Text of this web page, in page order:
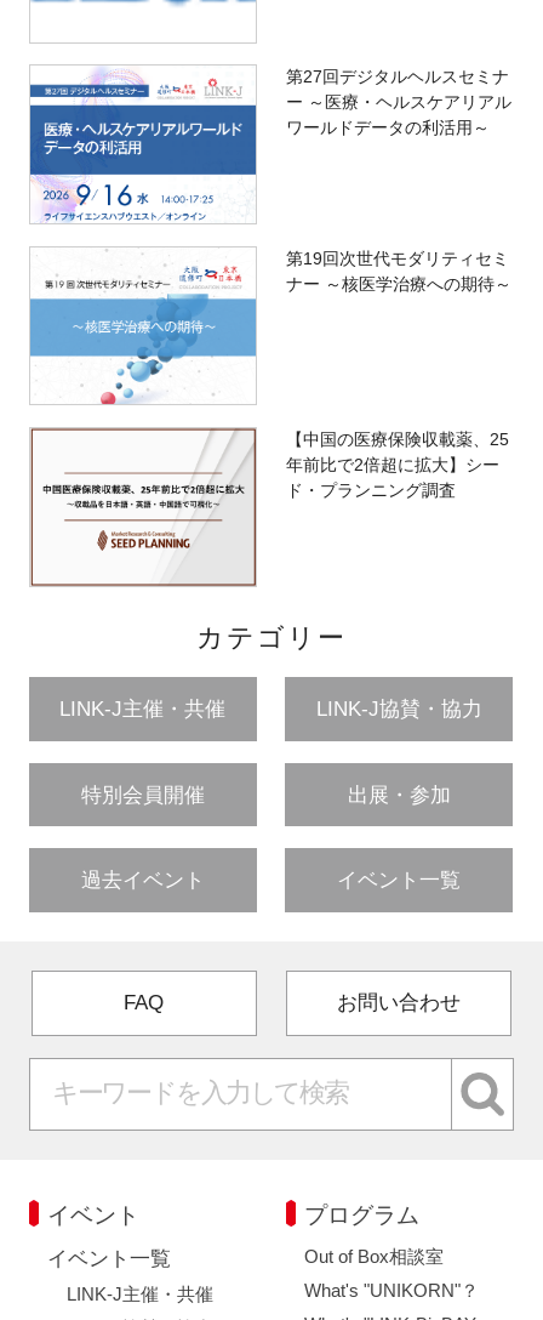
第27回デジタルヘルスセミナ
ー ～医療・ヘルスケアリアル
ワールドデータの利活用～
第19回次世代モダリティセミ
ナー ～核医学治療への期待～
【中国の医療保険収載薬、25
年前比で2倍超に拡大】シー
ド・プランニング調査
カテゴリー
LINK-J主催・共催 LINK-J協賛・協力
特別会員開催 出展・参加
過去イベント イベント一覧
FAQ お問い合わせ
イベント
イベント一覧
LINK-J主催・共催
プログラム
Out of Box相談室
What's "UNIKORN"？